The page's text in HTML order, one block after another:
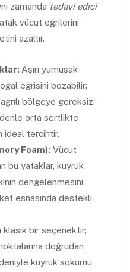
zamanda tedavi edici
vücut eğrilerini
azaltır.
Aşırı yumuşak
eğrisini bozabilir;
bölgeye gereksiz
orta sertlikte
ideal tercihtir.
Foam): Vücut
bu yataklar, kuyruk
dengelenmesini
esnasında destekli
klasik bir seçenektir;
doğrudan
kuyruk sokumu